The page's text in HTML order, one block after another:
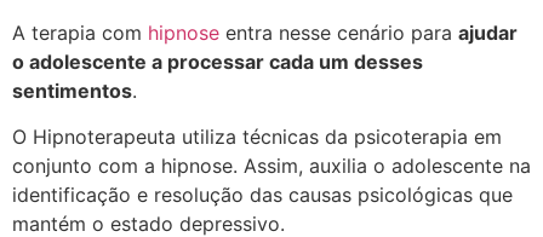
A terapia com hipnose entra nesse cenário para ajudar
o adolescente a processar cada um desses
sentimentos.
O Hipnoterapeuta utiliza técnicas da psicoterapia em
conjunto com a hipnose. Assim, auxilia o adolescente na
identificação e resolução das causas psicológicas que
mantém o estado depressivo.